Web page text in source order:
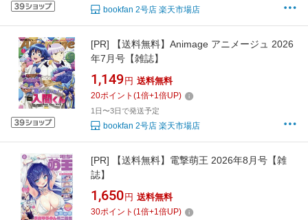
bookfan 2号店 楽天市場店
[PR]
【送料無料】Animage アニメージュ 2026
年7月号【雑誌】
1,149 円 送料無料
20ポイント (1倍+1倍UP)
1日〜3日で発送予定
bookfan 2号店 楽天市場店
[PR]
【送料無料】電撃萌王 2026年8月号【雑
誌】
1,650 円 送料無料
30ポイント (1倍+1倍UP)